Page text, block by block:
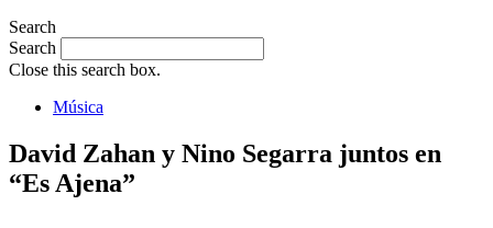
Search
Search
Close this search box.
Música
David Zahan y Nino Segarra juntos en
“Es Ajena”